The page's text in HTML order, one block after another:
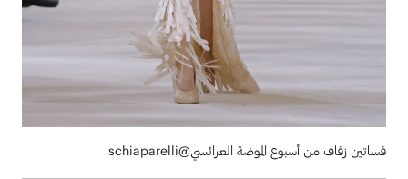
فساتين زفاف من أسبوع الموضة العرائسي@schiaparelli